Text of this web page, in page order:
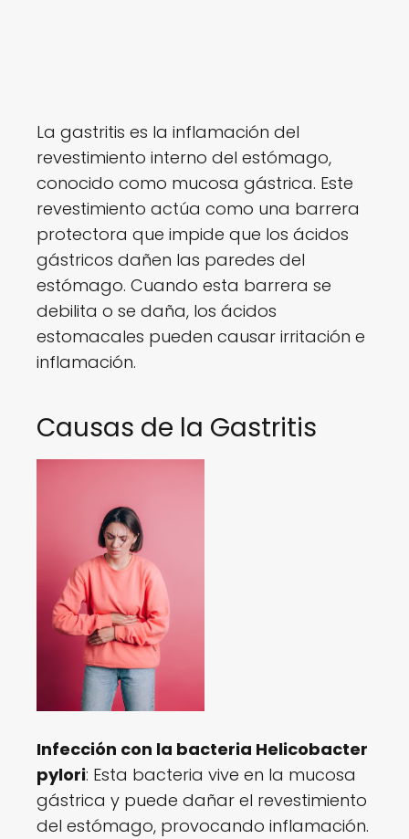
La gastritis es la inflamación del
revestimiento interno del estómago,
conocido como mucosa gástrica. Este
revestimiento actúa como una barrera
protectora que impide que los ácidos
gástricos dañen las paredes del
estómago. Cuando esta barrera se
debilita o se daña, los ácidos
estomacales pueden causar irritación e
inflamación.
Causas de la Gastritis
Infección con la bacteria Helicobacter
pylori: Esta bacteria vive en la mucosa
gástrica y puede dañar el revestimiento
del estómago, provocando inflamación.